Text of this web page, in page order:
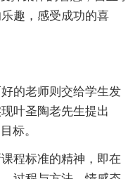
趣，感受成功的喜
的老师则交给学生发
叶圣陶老先生提出
标。
程标准的精神，即在